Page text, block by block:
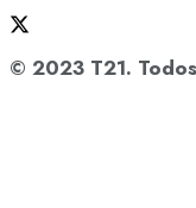
© 2023 T21.